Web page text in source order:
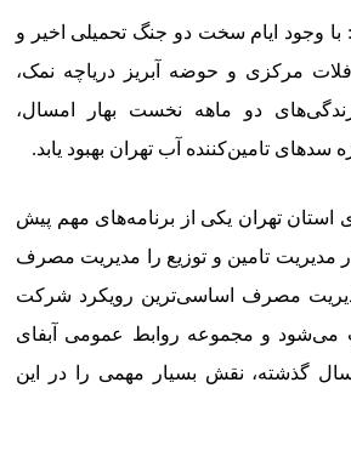
وجود ایام سخت دو جنگ تحمیلی اخیر و
مرکزی و حوضه آبریز دریاچه نمک،
دو ماهه نخست بهار امسال،
سدهای تامین‌کننده آب تهران بهبود یابد.
تهران یکی از برنامه‌های مهم پیش
مدیریت تامین و توزیع را مدیریت مصرف
مصرف اساسی‌ترین رویکرد شرکت
و مجموعه روابط عمومی آبفای
گذشته، نقش بسیار مهمی را در این